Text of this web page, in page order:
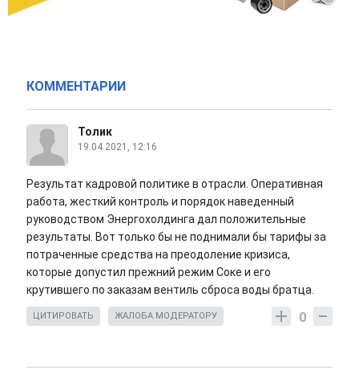
КОММЕНТАРИИ
Толик
19.04.2021, 12:16
Результат кадровой политике в отрасли. Оперативная
работа, жесткий контроль и порядок наведенный
руководством Энергохолдинга дал положительные
результаты. Вот только бы не поднимали бы тарифы за
потраченные средства на преодоление кризиса,
которые допустил прежний режим Соке и его
крутившего по заказам вентиль сброса воды братца.
0
ЦИТИРОВАТЬ ЖАЛОБА МОДЕРАТОРУ